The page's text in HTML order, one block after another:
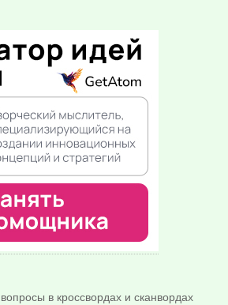
в кроссвордах и сканвордах